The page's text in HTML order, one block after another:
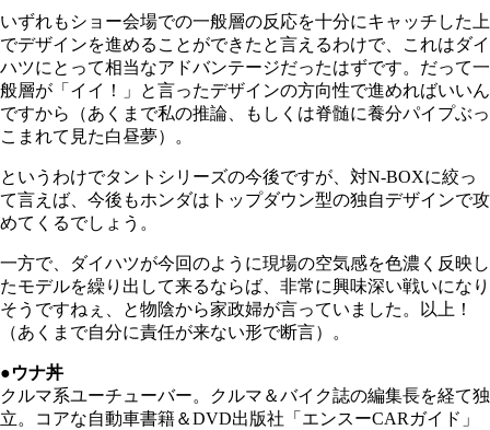
いずれもショー会場での一般層の反応を十分にキャッチした上
でデザインを進めることができたと言えるわけで、これはダイ
ハツにとって相当なアドバンテージだったはずです。だって一
般層が「イイ！」と言ったデザインの方向性で進めればいいん
ですから（あくまで私の推論、もしくは脊髄に養分パイプぶっ
こまれて見た白昼夢）。
というわけでタントシリーズの今後ですが、対N‐BOXに絞っ
て言えば、今後もホンダはトップダウン型の独自デザインで攻
めてくるでしょう。
一方で、ダイハツが今回のように現場の空気感を色濃く反映し
たモデルを繰り出して来るならば、非常に興味深い戦いになり
そうですねぇ、と物陰から家政婦が言っていました。以上！
（あくまで自分に責任が来ない形で断言）。
●ウナ丼
クルマ系ユーチューバー。クルマ＆バイク誌の編集長を経て独
立。コアな自動車書籍＆DVD出版社「エンスーCARガイド」